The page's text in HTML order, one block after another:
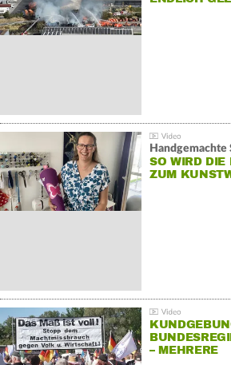
SO WIRD DIE
ZUM
– MEHRERE